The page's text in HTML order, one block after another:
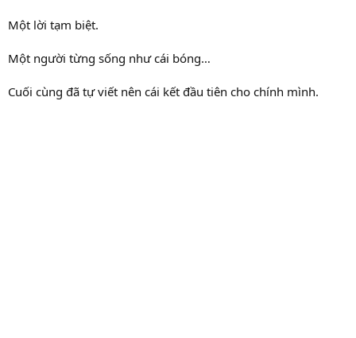
Một lời tạm biệt.
Một người từng sống như cái bóng…
Cuối cùng đã tự viết nên cái kết đầu tiên cho chính mình.